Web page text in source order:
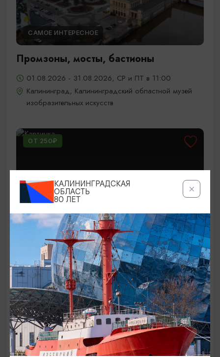
САМОЕ ИНТЕРЕСНОЕ
Промзоны, мосты, бастионы
01.08.2026 - 31.08.2026, СР и ПТ в 11:00
Калининград, Калининградский областной музей
изобразительных искусств
ОТ 250₽
КОНЦЕРТЫ
Мероприятия в Доме-музее Германа
Брахерта в августе
01.08.2026 - 31.08.2026
Светлогорск, Дом-музей Германа Брахерта
КАЛИНИНГРАДСКАЯ
ОБЛАСТЬ
80 ЛЕТ